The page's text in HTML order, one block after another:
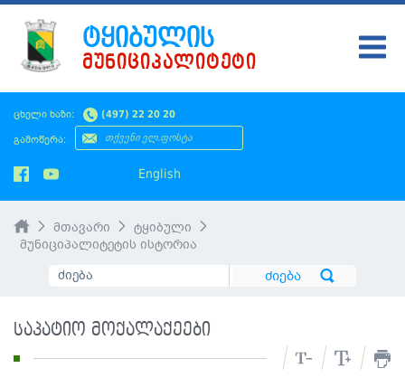
ცხელი ხაზი: (497) 22 20 20
გამოწერა:
English
ᲢᲧᲘᲑᲣᲚᲘᲡ
ᲛᲣᲜᲘᲪᲘᲞᲐᲚᲘᲢᲔᲢᲘ
ᲢᲧᲘᲑᲣᲚᲘ
ᲡᲐᲙᲠᲔᲑᲣᲚᲝ
ᲛᲝᲥᲐᲚᲐᲥᲔᲡ
ᲡᲘᲐᲮᲚᲔᲔᲑᲘ
ᲡᲐᲯᲐᲠᲝ ᲘᲜᲤᲝ
SMS ᲞᲚᲐᲢᲤᲝᲠᲛᲐ
ᲡᲔᲠᲕᲘᲡᲔᲑᲘ
მთავარი
ტყიბული
მუნიციპალიტეტის ისტორია
საპატიო მოქალაქეები